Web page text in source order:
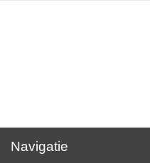
Navigatie